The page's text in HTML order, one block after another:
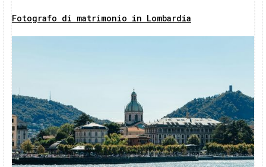
Fotografo di matrimonio in Lombardia